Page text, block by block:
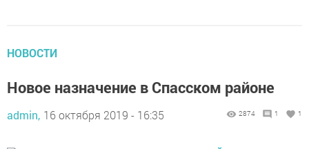
НОВОСТИ
Новое назначение в Спасском районе
admin, 16 октября 2019 - 16:35 2874 1 1